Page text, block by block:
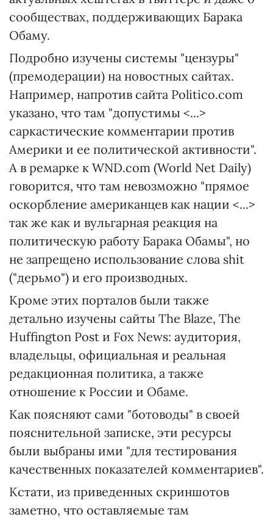
сообществах, поддерживающих Барака
Обаму.
Подробно изучены системы "цензуры"
(премодерации) на новостных сайтах.
Например, напротив сайта Politico.com
указано, что там "допустимы <...>
саркастические комментарии против
Америки и ее политической активности".
А в ремарке к WND.com (World Net Daily)
говорится, что там невозможно "прямое
оскорбление американцев как нации <...>
так же как и вульгарная реакция на
политическую работу Барака Обамы", но
не запрещено использование слова shit
("дерьмо") и его производных.
Кроме этих порталов были также
детально изучены сайты The Blaze, The
Huffington Post и Fox News: аудитория,
владельцы, официальная и реальная
редакционная политика, а также
отношение к России и Обаме.
Как поясняют сами "ботоводы" в своей
пояснительной записке, эти ресурсы
были выбраны ими "для тестирования
качественных показателей комментариев".
Кстати, из приведенных скриншотов
заметно, что оставляемые там